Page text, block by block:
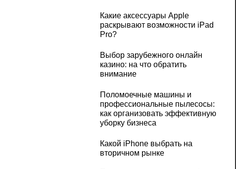
Какие аксессуары Apple
раскрывают возможности iPad
Pro?
Выбор зарубежного онлайн
казино: на что обратить
внимание
Поломоечные машины и
профессиональные пылесосы:
как организовать эффективную
уборку бизнеса
Какой iPhone выбрать на
вторичном рынке